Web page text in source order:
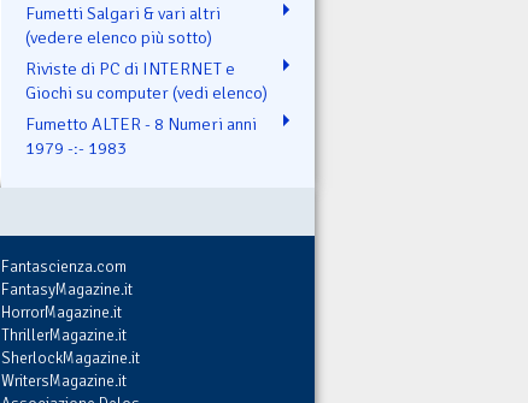
Fumetti Salgari & vari altri
(vedere elenco più sotto)
Riviste di PC di INTERNET e
Giochi su computer (vedi elenco)
Fumetto ALTER - 8 Numeri anni
1979 -:- 1983
Fantascienza.com
FantasyMagazine.it
HorrorMagazine.it
ThrillerMagazine.it
SherlockMagazine.it
WritersMagazine.it